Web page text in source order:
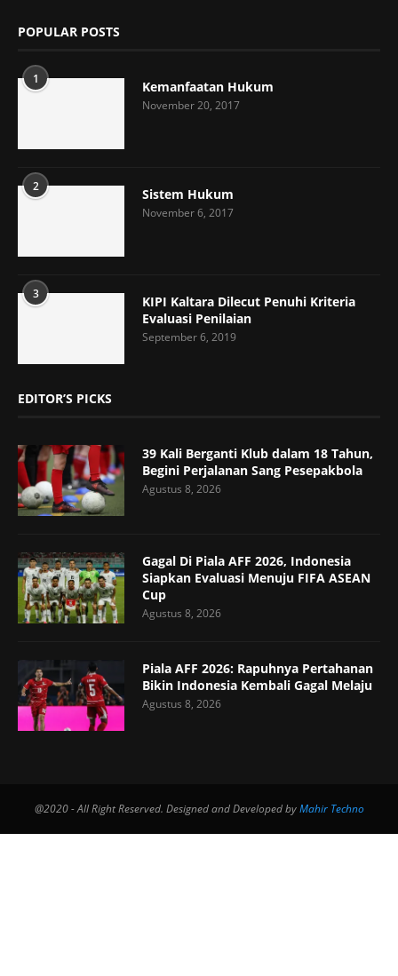
POPULAR POSTS
1 Kemanfaatan Hukum
November 20, 2017
2 Sistem Hukum
November 6, 2017
3
KIPI Kaltara Dilecut Penuhi Kriteria
Evaluasi Penilaian
September 6, 2019
EDITOR’S PICKS
39 Kali Berganti Klub dalam 18 Tahun,
Begini Perjalanan Sang Pesepakbola
Agustus 8, 2026
Gagal Di Piala AFF 2026, Indonesia
Siapkan Evaluasi Menuju FIFA ASEAN
Cup
Agustus 8, 2026
Piala AFF 2026: Rapuhnya Pertahanan
Bikin Indonesia Kembali Gagal Melaju
Agustus 8, 2026
@2020 - All Right Reserved. Designed and Developed byMahir Techno